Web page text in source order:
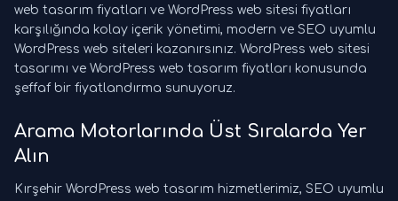
web tasarım fiyatları ve WordPress web sitesi fiyatları
karşılığında kolay içerik yönetimi, modern ve SEO uyumlu
WordPress web siteleri kazanırsınız. WordPress web sitesi
tasarımı ve WordPress web tasarım fiyatları konusunda
şeffaf bir fiyatlandırma sunuyoruz.
Arama Motorlarında Üst Sıralarda Yer
Alın
Kırşehir WordPress web tasarım hizmetlerimiz, SEO uyumlu